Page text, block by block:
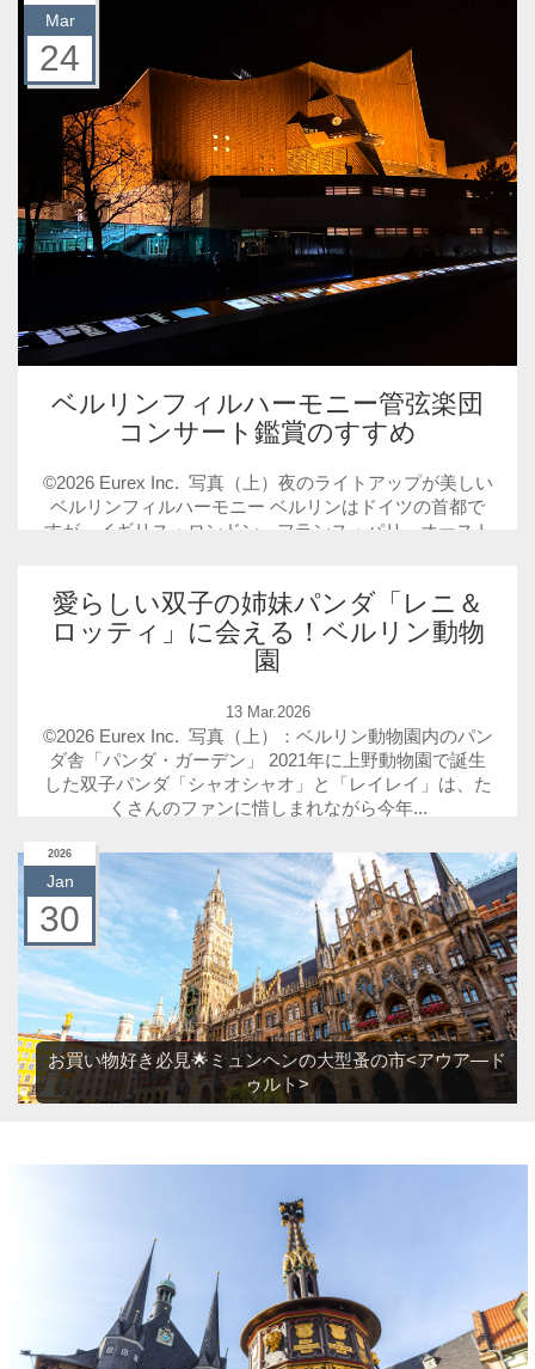
Mar
24
ベルリンフィルハーモニー管弦楽団
コンサート鑑賞のすすめ
©2026 Eurex Inc. 写真（上）夜のライトアップが美しい
ベルリンフィルハーモニー ベルリンはドイツの首都で
すが、イギリス・ロンドン、フランス・パリ、オースト
愛らしい双子の姉妹パンダ「レニ＆
ロッティ」に会える！ベルリン動物
園
13 Mar.2026
©2026 Eurex Inc. 写真（上）：ベルリン動物園内のパン
ダ舎「パンダ・ガーデン」 2021年に上野動物園で誕生
した双子パンダ「シャオシャオ」と「レイレイ」は、た
くさんのファンに惜しまれながら今年...
2026
Jan
30
お買い物好き必見🌟ミュンヘンの大型蚤の市<アウア―ド
ゥルト>